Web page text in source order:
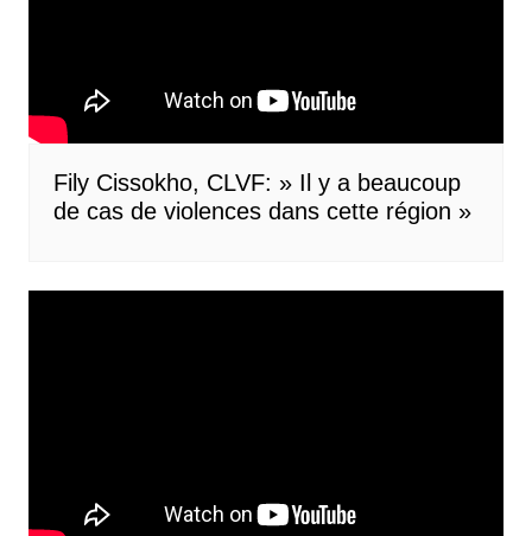
Fily Cissokho, CLVF: » Il y a beaucoup
de cas de violences dans cette région »